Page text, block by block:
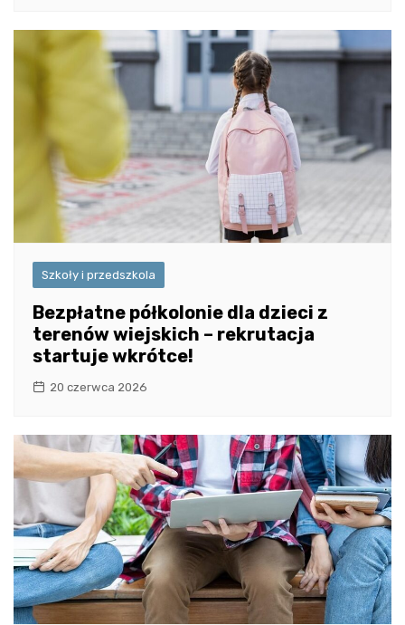
Szkoły i przedszkola
Bezpłatne półkolonie dla dzieci z
terenów wiejskich – rekrutacja
startuje wkrótce!
20 czerwca 2026